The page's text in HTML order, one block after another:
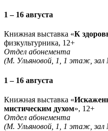
1 – 16 августа
Книжная выставка «К
физкультурника, 12+
Отдел абонемента
(М. Ульяновой, 1, 1 этаж,
1 – 16 августа
Книжная выставка «
мистическим духом», 12+
Отдел абонемента
(М. Ульяновой, 1, 1 этаж,